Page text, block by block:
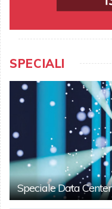
SPECIALI
Speciale Data Center